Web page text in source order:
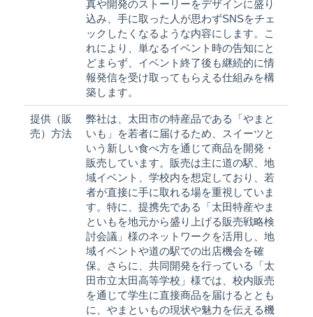
真や開発のストーリーをデザインに盛り
込み、手に取った人が思わずSNSをチェ
ックしたくなるような内容にします。こ
れにより、単なるイベント時の告知にと
どまらず、イベント終了後も継続的に情
報発信を受け取ってもらえる仕組みを構
築します。
提供（販
売）方法
弊社は、太田市の特産品である「やまと
いも」を若者に届けるため、スイーツと
いう新しい食べ方を通じて商品を開発・
販売しています。販売は主に道の駅、地
域イベント、学校内を想定しており、若
者が直接に手に取れる場を重視していま
す。特に、提携先である「太田特産やま
といもを地元から盛り上げる販売戦略検
討会議」様のネットワークを活用し、地
域イベントや道の駅での出店機会を確
保。さらに、共同開発を行っている「太
田市立太田高等学校」様では、校内販売
を通じて学生に直接商品を届けるととも
に、やまといもの現状や魅力を伝える機